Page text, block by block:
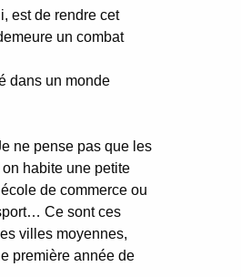
est de rendre cet
un combat
dans un monde
ne pense pas que les
habite une petite
de commerce ou
Ce sont ces
villes moyennes,
première année de